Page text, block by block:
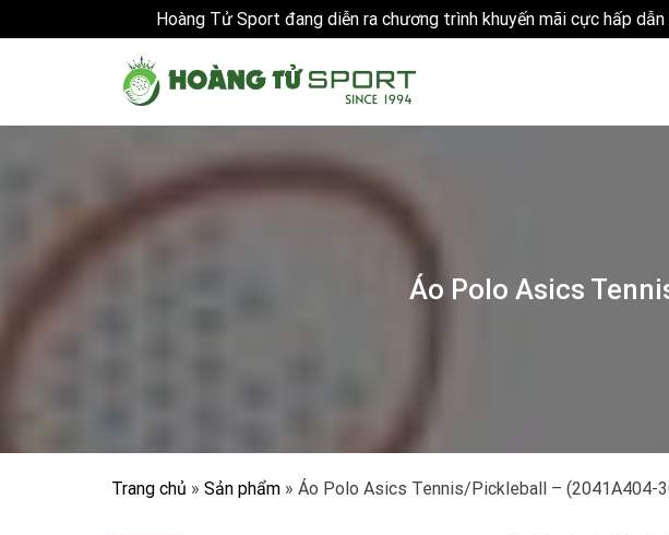
Hoàng Tử Sport đang diễn ra chương trình khuyến mãi cực hấp
Áo Polo Asics
Trang chủ » Sản phẩm » Áo Polo Asics Tennis/Pickleball – (2041A404-